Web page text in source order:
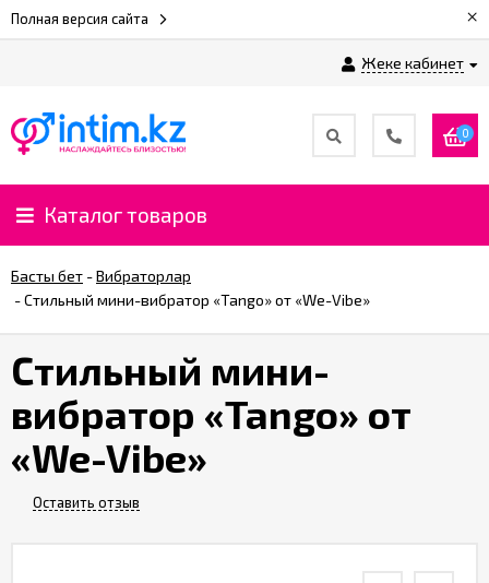
Полная версия сайта ×
Жеке кабинет
0
Каталог товаров
Басты бет -Вибраторлар
-Cтильный мини-вибратор «Tango» от «We-Vibe»
Cтильный мини-
вибратор «Tango» от
«We-Vibe»
Оставить отзыв